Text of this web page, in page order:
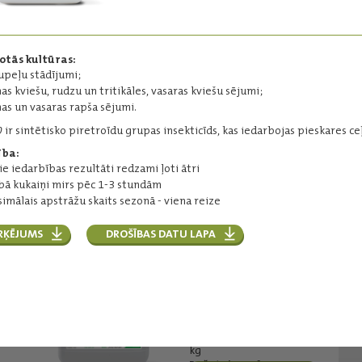
kultūras:
stādījumi;
kviešu, rudzu un tritikāles, vasaras kviešu sējumi;
un vasaras rapša sējumi.
ir sintētisko piretroīdu grupas insekticīds, kas iedarbojas pieskares
iedarbības rezultāti redzami ļoti ātri
kukaiņi mirs pēc 1-3 stundām
apstrāžu skaits sezonā - viena reize
DROŠĪBAS DATU LAPA
Darbīgās vielas:
Ražotājs:Agriphar
Lasīt vairāk
Kaiso 50 EG
Pieskares iedarbības
insekticīds kaitēkļu
kg